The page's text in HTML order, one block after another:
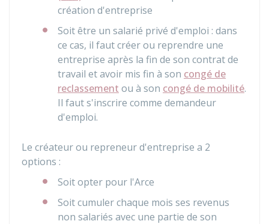
création d'entreprise
Soit être un salarié privé d'emploi : dans
ce cas, il faut créer ou reprendre une
entreprise après la fin de son contrat de
travail et avoir mis fin à son congé de
reclassement ou à son congé de mobilité.
Il faut s'inscrire comme demandeur
d'emploi.
Le créateur ou repreneur d'entreprise a 2
options :
Soit opter pour l'Arce
Soit cumuler chaque mois ses revenus
non salariés avec une partie de son